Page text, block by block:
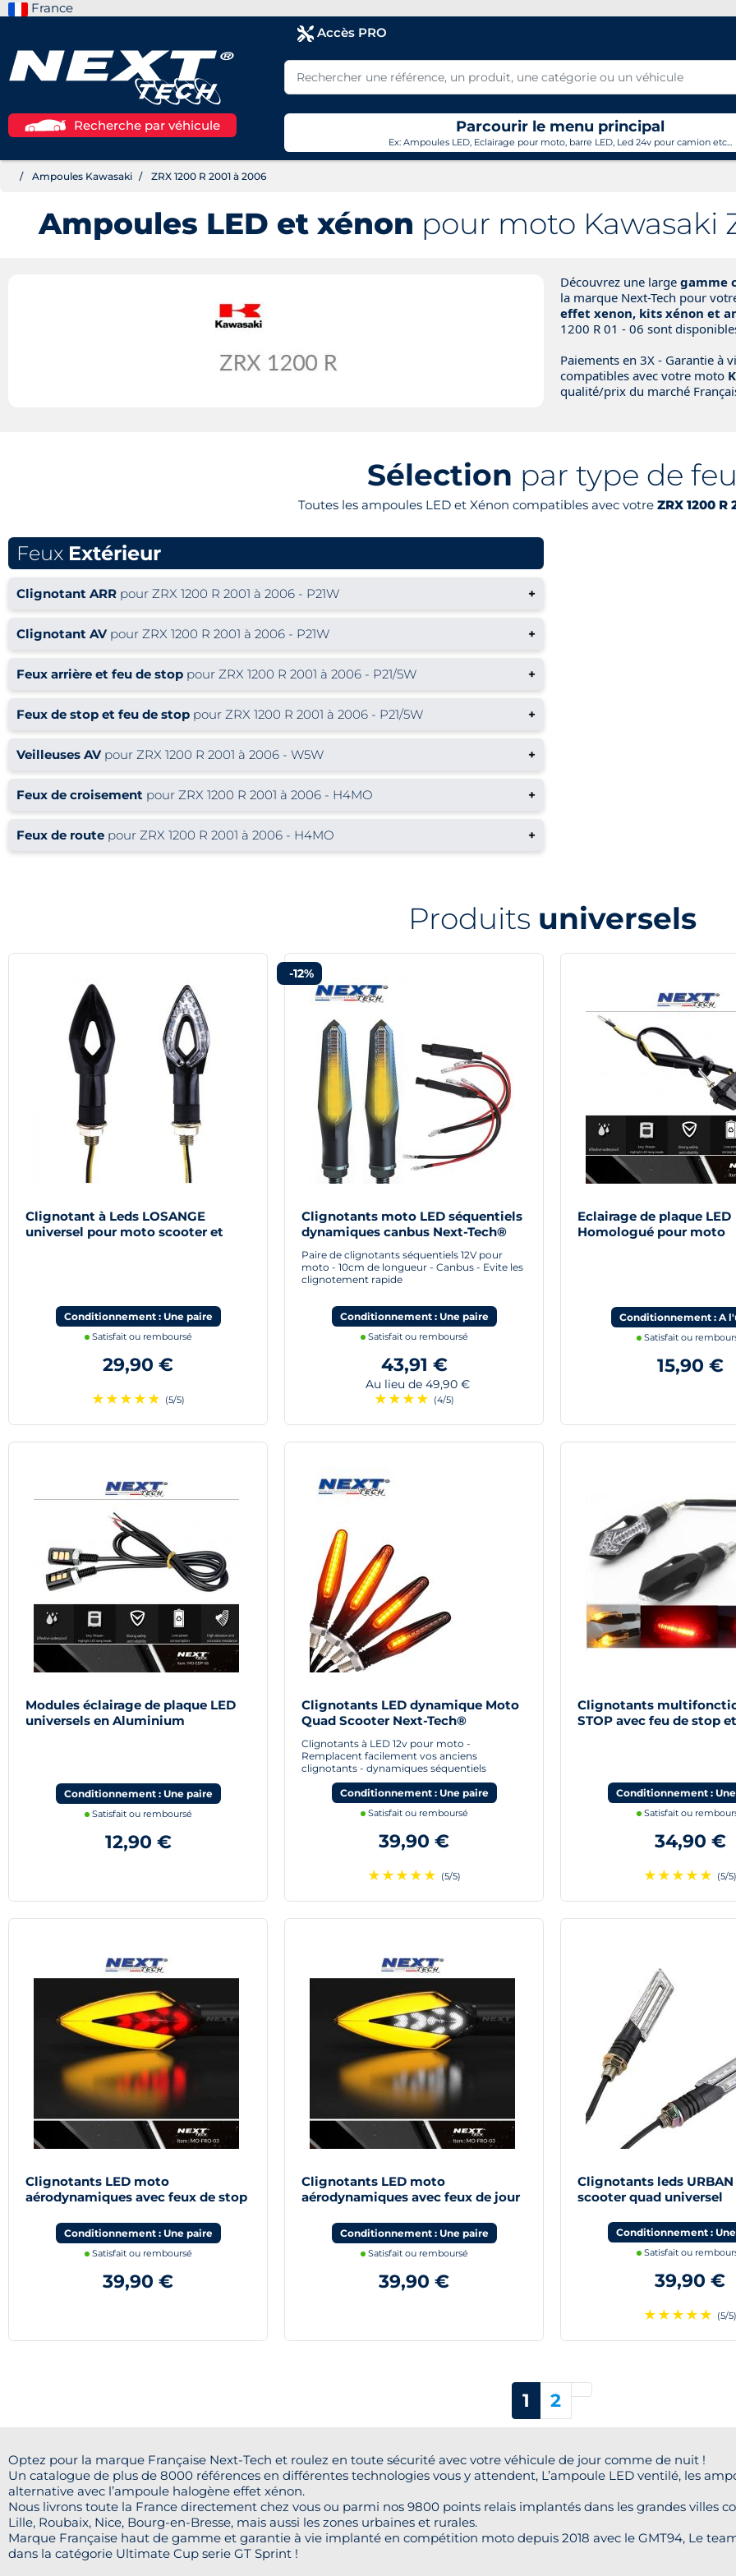
France
Accès PRO
Recherche par véhicule Parcourir le menu principal
Ex: Ampoules LED, Eclairage pour moto, barre LED, Led 24v pour camion etc...
Ampoules Kawasaki ZRX 1200 R 2001 à 2006
Ampoules LED et xénon pour moto Kawasaki
Découvrez une large gamme
la marque Next-Tech pour
effet xenon, kits xénon et
1200 R 01 - 06 sont
Paiements en 3X - Garantie à
compatibles avec votre moto
qualité/prix du marché
Sélection par type de
Toutes les ampoules LED et Xénon compatibles avec votre ZRX 1200 R
Feux Extérieur
Clignotant ARR pour ZRX 1200 R 2001 à 2006 - P21W +
Clignotant AVpour ZRX 1200 R 2001 à 2006 - P21W +
Feux arrière et feu de stop pour ZRX 1200 R 2001 à 2006 - P21/5W +
Feux de stop et feu de stop pour ZRX 1200 R 2001 à 2006 - P21/5W +
Veilleuses AVpour ZRX 1200 R 2001 à 2006 - W5W +
Feux de croisement pour ZRX 1200 R 2001 à 2006 - H4MO +
Feux de route pour ZRX 1200 R 2001 à 2006 - H4MO +
Produits universels
Clignotant à Leds LOSANGE
universel pour moto scooter et
Conditionnement : Une paire
Satisfait ou remboursé
29,90 €
★ ★ ★ ★ ★ (5/5)
-12%
Clignotants moto LED séquentiels
dynamiques canbus Next-Tech®
Paire de clignotants séquentiels 12V pour
moto - 10cm de longueur - Canbus - Evite les
clignotement rapide
Conditionnement : Une paire
Satisfait ou remboursé
43,91 €
Au lieu de 49,90 €
★ ★ ★ ★ (4/5)
Eclairage de plaque LED
Homologué pour moto
Conditionnement : A
Satisfait ou
15,90 €
Modules éclairage de plaque LED
universels en Aluminium
Conditionnement : Une paire
Satisfait ou remboursé
12,90 €
Clignotants LED dynamique Moto
Quad Scooter Next-Tech®
Clignotants à LED 12v pour moto -
Remplacent facilement vos anciens
clignotants - dynamiques séquentiels
Conditionnement : Une paire
Satisfait ou remboursé
39,90 €
★ ★ ★ ★ ★ (5/5)
Clignotants
STOP avec feu de stop
Conditionnement :
Satisfait ou
34,90 €
★ ★ ★ ★ ★ (5/5)
Clignotants LED moto
aérodynamiques avec feux de stop
Conditionnement : Une paire
Satisfait ou remboursé
39,90 €
Clignotants LED moto
aérodynamiques avec feux de jour
Conditionnement : Une paire
Satisfait ou remboursé
39,90 €
Clignotants leds
scooter quad universel
Conditionnement :
Satisfait ou
39,90 €
★ ★ ★ ★ ★ (5/5)
1 2 Suivant
Optez pour la marque Française Next-Tech et roulez en toute sécurité avec votre véhicule de jour comme de nuit !
Un catalogue de plus de 8000 références en différentes technologies vous y attendent, L’ampoule LED ventilé, les
alternative avec l’ampoule halogène effet xénon.
Nous livrons toute la France directement chez vous ou parmi nos 9800 points relais implantés dans les grandes villes
Lille, Roubaix, Nice, Bourg-en-Bresse, mais aussi les zones urbaines et rurales.
Marque Française haut de gamme et garantie à vie implanté en compétition moto depuis 2018 avec le GMT94, Le
dans la catégorie Ultimate Cup serie GT Sprint !